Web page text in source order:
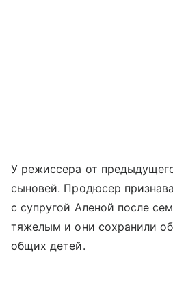
У режиссера от
сыновей. Продюсер
с супругой Аленой после
тяжелым и они сохранили
общих детей.